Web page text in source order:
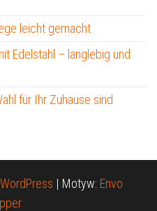
leicht gemacht
Edelstahl – langlebig und
für Ihr Zuhause sind
WordPress | Motyw: Envo